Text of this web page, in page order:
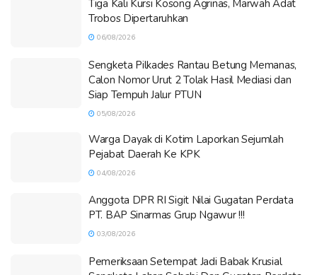
Tiga Kali Kursi Kosong Agrinas, Marwah Adat
Trobos Dipertaruhkan
06/08/2026
Sengketa Pilkades Rantau Betung Memanas,
Calon Nomor Urut 2 Tolak Hasil Mediasi dan
Siap Tempuh Jalur PTUN
05/08/2026
Warga Dayak di Kotim Laporkan Sejumlah
Pejabat Daerah Ke KPK
04/08/2026
Anggota DPR RI Sigit Nilai Gugatan Perdata
PT. BAP Sinarmas Grup Ngawur !!!
03/08/2026
Pemeriksaan Setempat Jadi Babak Krusial